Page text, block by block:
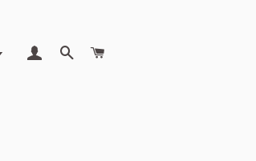
LOG INSEARCH